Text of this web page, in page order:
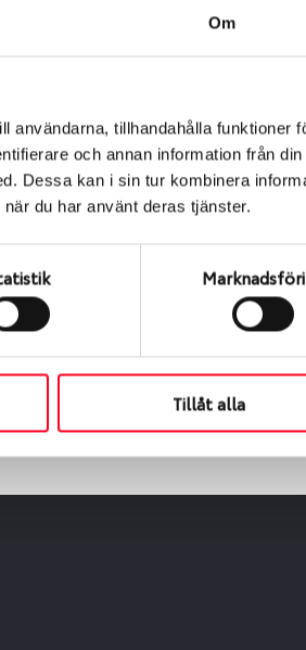
Om
användarna, tillhandahålla funktioner
och annan information från din
Dessa kan i sin tur kombinera
du har använt deras tjänster.
Tillåt alla
i Göteborg. Välj
byter dina däck ser vi till att de